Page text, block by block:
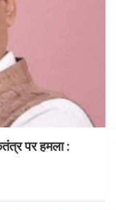
पर हमला :